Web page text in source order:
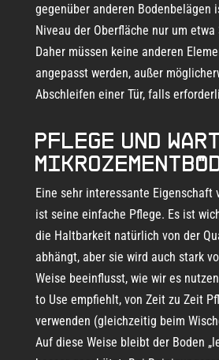
gegenüber anderen Bodenbelägen
Niveau der Oberfläche nur um
Daher müssen keine anderen
angepasst werden, außer
Abschleifen einer Tür, falls
Pflege und
Eine sehr interessante Eigenschaft
ist seine einfache Pflege. Es ist
die Haltbarkeit natürlich von der
abhängt, aber sie wird auch stark
Weise beeinflusst, wie wir es
to Use empfiehlt, von Zeit zu Zeit
verwenden (gleichzeitig beim
Auf diese Weise bleibt der Boden